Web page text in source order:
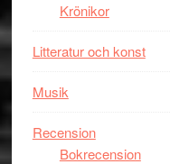
Krönikor
Litteratur och konst
Musik
Recension
Bokrecension